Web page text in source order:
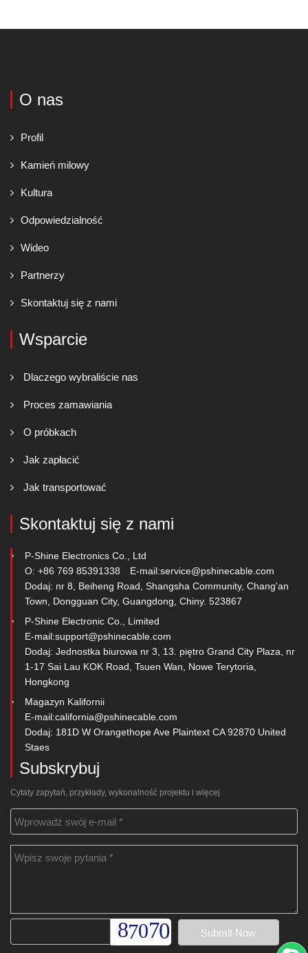
O nas
Profil
Kamień milowy
Kultura
Odpowiedzialność
Wideo
Partnerzy
Skontaktuj się z nami
Wsparcie
Dlaczego wybraliście nas
Proces zamawiania
O próbkach
Jak zapłacić
Jak transportować
Skontaktuj się z nami
P-Shine Electronics Co., Ltd
O: +86 769 85391338
E-mail:service@pshinecable.com
Dodaj: nr 8, Beiheng Road, Shangsha Community, Chang'an
Town, Dongguan City, Guangdong, Chiny. 523867
P-Shine Electronic Co., Limited
E-mail:support@pshinecable.com
Dodaj: Jednostka biurowa nr 3, 13. piętro Grand City Plaza, nr
1-17 Sai Lau KOK Road, Tsuen Wan, Nowe Terytoria,
Hongkong
Magazyn Kalifornii
E-mail:california@pshinecable.com
Dodaj: 181D W Orangethope Ave Plaintext CA 92870 United
Staes
Subskrybuj
Cytaty zapytań, przykłady, wykonalność projektu i więcej